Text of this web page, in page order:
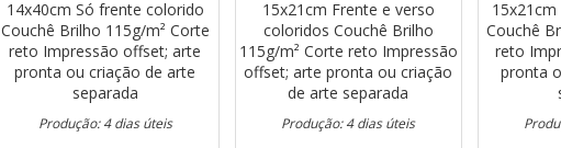
14x40cm Só frente colorido
Couchê Brilho 115g/m² Corte
reto Impressão offset; arte
pronta ou criação de arte
separada
Produção: 4 dias úteis
15x21cm Frente e verso
coloridos Couchê Brilho
115g/m² Corte reto Impressão
offset; arte pronta ou criação
de arte separada
Produção: 4 dias úteis
15x21cm
Couchê
reto
pronta